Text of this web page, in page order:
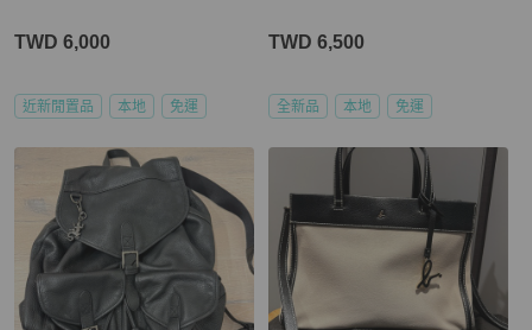
TWD 6,000
近新閒置品 本地 免運
TWD 6,500
全新品 本地 免運